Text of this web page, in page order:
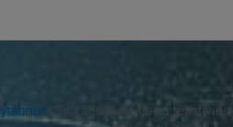
. Saatat saada meiltä